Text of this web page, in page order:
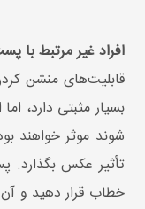
افراد غیر مرتبط با
قابلیت‌های منشن
بسیار مثبتی دارد،
شوند موثر خواهند
تأثیر عکس بگذارد.
خطاب قرار دهید و